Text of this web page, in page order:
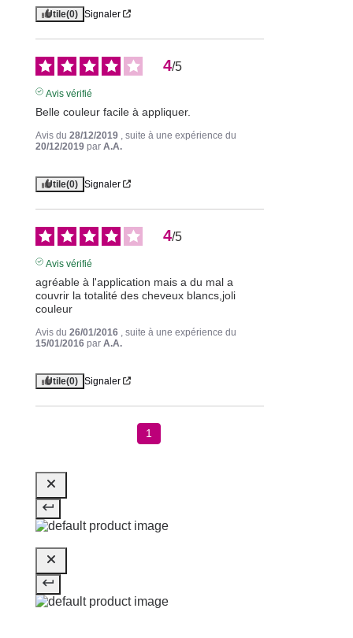
Utile(0) Signaler
4/5
Avis vérifié
Belle couleur facile à appliquer.
Avis du 28/12/2019 , suite à une expérience du
20/12/2019 par A.A.
Utile(0) Signaler
4/5
Avis vérifié
agréable à l'application mais a du mal a
couvrir la totalité des cheveux blancs,joli
couleur
Avis du 26/01/2016 , suite à une expérience du
15/01/2016 par A.A.
Utile(0) Signaler
1